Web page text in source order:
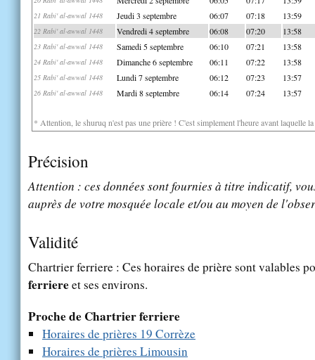
21 Rabi' al-awwal 1448 Jeudi 3 septembre 06:07 07:18 13:59
22 Rabi' al-awwal 1448 Vendredi 4 septembre 06:08 07:20 13:58
23 Rabi' al-awwal 1448 Samedi 5 septembre 06:10 07:21 13:58
24 Rabi' al-awwal 1448 Dimanche 6 septembre 06:11 07:22 13:58
25 Rabi' al-awwal 1448 Lundi 7 septembre 06:12 07:23 13:57
26 Rabi' al-awwal 1448 Mardi 8 septembre 06:14 07:24 13:57
* Attention, le shuruq n'est pas une prière ! C'est simplement l'heure avant laquelle
Précision
Attention : ces données sont fournies à titre indicatif,
auprès de votre mosquée locale et/ou au moyen de
Validité
Chartrier ferriere : Ces horaires de prière sont valables
ferriereet ses environs.
Proche de Chartrier ferriere
Horaires de prières 19 Corrèze
Horaires de prières Limousin